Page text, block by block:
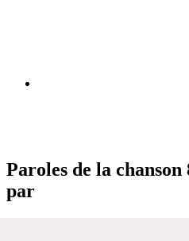
Paroles de la
par